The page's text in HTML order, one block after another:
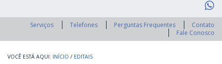
Serviços Telefones Perguntas Frequentes
Contato
Fale Conosco
INÍCIO / EDITAIS